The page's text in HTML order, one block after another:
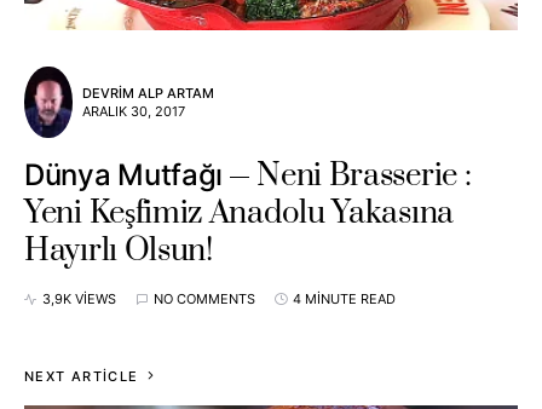
DEVRIM ALP ARTAM
ARALIK 30, 2017
Dünya Mutfağı
Neni Brasserie :
Yeni Keşfimiz Anadolu Yakasına
Hayırlı Olsun!
3,9K VIEWS NO COMMENTS 4 MINUTE READ
NEXT ARTICLE